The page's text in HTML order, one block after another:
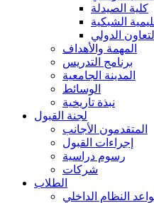
كلية الصيدلة
الشبكية
الدولي
المهمة والأهداف
برنامج التدريس
المدينة الجامعية
الوسائط
نبذة تاريخية
لجنة القبول
المتقدمون الأجانب
إجراءات القبول
رسوم دراسية
شركات
الطلاب
النظام الداخلي